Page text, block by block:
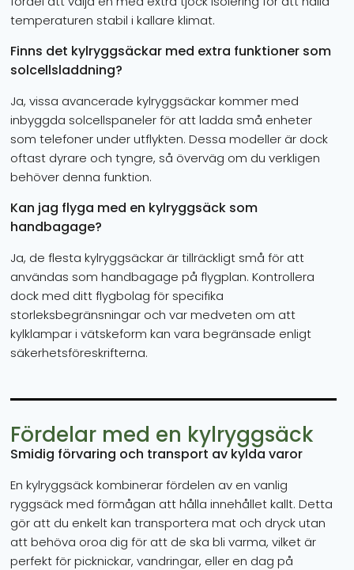
temperaturen stabil i kallare klimat.
Finns det kylryggsäckar med extra funktioner som
solcellsladdning?
Ja, vissa avancerade kylryggsäckar kommer med
inbyggda solcellspaneler för att ladda små enheter
som telefoner under utflykten. Dessa modeller är dock
oftast dyrare och tyngre, så överväg om du verkligen
behöver denna funktion.
Kan jag flyga med en kylryggsäck som
handbagage?
Ja, de flesta kylryggsäckar är tillräckligt små för att
användas som handbagage på flygplan. Kontrollera
dock med ditt flygbolag för specifika
storleksbegränsningar och var medveten om att
kylklampar i vätskeform kan vara begränsade enligt
säkerhetsföreskrifterna.
Fördelar med en kylryggsäck
Smidig förvaring och transport av kylda varor
En kylryggsäck kombinerar fördelen av en vanlig
ryggsäck med förmågan att hålla innehållet kallt. Detta
gör att du enkelt kan transportera mat och dryck utan
att behöva oroa dig för att de ska bli varma, vilket är
perfekt för picknickar, vandringar, eller en dag på